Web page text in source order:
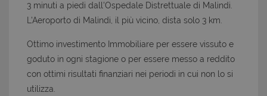
3 minuti a piedi dall'Ospedale Distrettuale di Malindi.
L'Aeroporto di Malindi, il più vicino, dista solo 3 km.
Ottimo investimento Immobiliare per essere vissuto e
goduto in ogni stagione o per essere messo a reddito
con ottimi risultati finanziari nei periodi in cui non lo si
utilizza.